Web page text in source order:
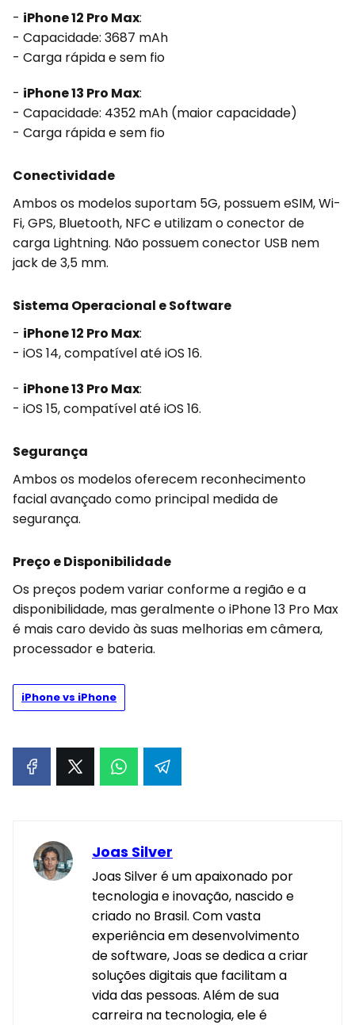
- iPhone 12 Pro Max:
- Capacidade: 3687 mAh
- Carga rápida e sem fio
- iPhone 13 Pro Max:
- Capacidade: 4352 mAh (maior capacidade)
- Carga rápida e sem fio
Conectividade
Ambos os modelos suportam 5G, possuem eSIM, Wi-
Fi, GPS, Bluetooth, NFC e utilizam o conector de
carga Lightning. Não possuem conector USB nem
jack de 3,5 mm.
Sistema Operacional e Software
- iPhone 12 Pro Max:
- iOS 14, compatível até iOS 16.
- iPhone 13 Pro Max:
- iOS 15, compatível até iOS 16.
Segurança
Ambos os modelos oferecem reconhecimento
facial avançado como principal medida de
segurança.
Preço e Disponibilidade
Os preços podem variar conforme a região e a
disponibilidade, mas geralmente o iPhone 13 Pro Max
é mais caro devido às suas melhorias em câmera,
processador e bateria.
iPhone vs iPhone
Joas Silver
Joas Silver é um apaixonado por
tecnologia e inovação, nascido e
criado no Brasil. Com vasta
experiência em desenvolvimento
de software, Joas se dedica a criar
soluções digitais que facilitam a
vida das pessoas. Além de sua
carreira na tecnologia, ele é